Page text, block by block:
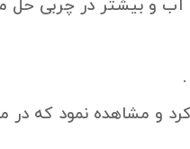
آب و بیشتر در چربی حل
مورد از ۹۲ نمونه عسل کشف کرد و